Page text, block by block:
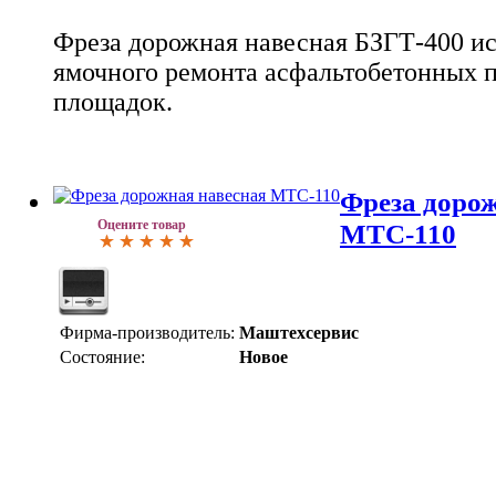
Фреза дорожная навесная БЗГТ-400
ямочного ремонта асфальтобетонных
площадок.
Оцените товар
Фреза
МТС-110
Фирма-производитель: Маштехсервис
Состояние:
Новое